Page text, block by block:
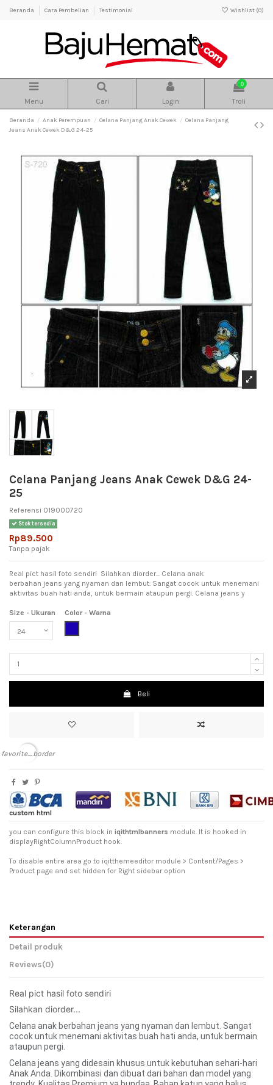
Beranda Cara Pembelian Testimonial Wishlist (0)
Menu Cari Login
0
Troli
Beranda Anak Perempuan Celana Panjang Anak Cewek
Celana Panjang
Jeans Anak Cewek D&G 24-25
Celana Panjang Jeans Anak Cewek D&G 24-
25
Referensi 019000720
Stok tersedia
Rp89.500
Tanpa pajak
Real pict hasil foto sendiri Silahkan diorder... Celana anak
berbahan jeans yang nyaman dan lembut. Sangat cocok untuk menemani
aktivitas buah hati anda, untuk bermain ataupun pergi. Celana jeans y
Size - Ukuran
Color - Warna
Beli
favorite_border
custom html
you can configure this block in iqithtmlbanners module. It is hooked in
displayRightColumnProduct hook.
To disable entire area go to iqitthemeeditor module > Content/Pages >
Product page and set hidden for Right sidebar option
Keterangan
Detail produk
Reviews(0)
Real pict hasil foto sendiri
Silahkan diorder...
Celana anak berbahan jeans yang nyaman dan lembut. Sangat
cocok untuk menemani aktivitas buah hati anda, untuk bermain
ataupun pergi.
Celana jeans yang didesain khusus untuk kebutuhan sehari-hari
Anak Anda. Dikombinasi dan dibuat dari bahan dan model yang